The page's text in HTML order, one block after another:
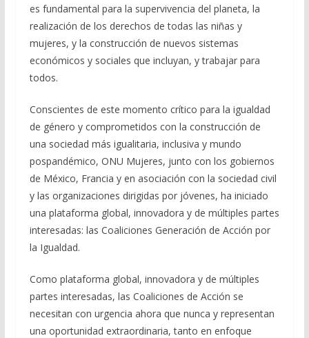
es fundamental para la supervivencia del planeta, la
realización de los derechos de todas las niñas y
mujeres, y la construcción de nuevos sistemas
económicos y sociales que incluyan, y trabajar para
todos.
Conscientes de este momento crítico para la igualdad
de género y comprometidos con la construcción de
una sociedad más igualitaria, inclusiva y mundo
pospandémico, ONU Mujeres, junto con los gobiernos
de México, Francia y en asociación con la sociedad civil
y las organizaciones dirigidas por jóvenes, ha iniciado
una plataforma global, innovadora y de múltiples partes
interesadas: las Coaliciones Generación de Acción por
la Igualdad.
Como plataforma global, innovadora y de múltiples
partes interesadas, las Coaliciones de Acción se
necesitan con urgencia ahora que nunca y representan
una oportunidad extraordinaria, tanto en enfoque